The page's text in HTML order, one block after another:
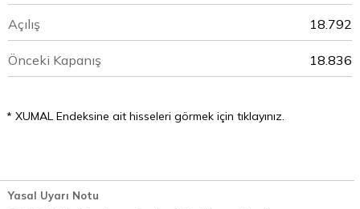
Açılış 18.792
Önceki Kapanış 18.836
* XUMAL Endeksine ait hisseleri görmek için tıklayınız.
Yasal Uyarı Notu